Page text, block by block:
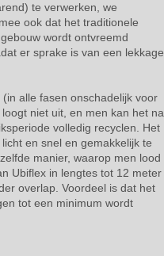
te verwerken, we
ook dat het traditionele
wordt ontvreemd
er sprake is van een lekkage
(in alle fasen onschadelijk voor
niet uit, en men kan het na
volledig recyclen. Het
en snel en gemakkelijk te
manier, waarop men lood
Ubiflex in lengtes tot 12 meter
overlap. Voordeel is dat het
tot een minimum wordt